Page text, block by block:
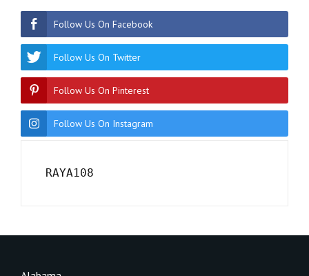
Follow Us On Facebook
Follow Us On Twitter
Follow Us On Pinterest
Follow Us On Instagram
RAYA108